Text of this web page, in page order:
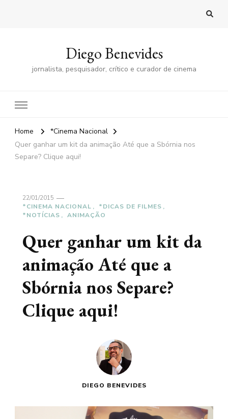
Diego Benevides
jornalista, pesquisador, crítico e curador de cinema
Home
*Cinema Nacional
Quer ganhar um kit da animação Até que a Sbórnia nos
Separe? Clique aqui!
22/01/2015
*CINEMA NACIONAL
*DICAS DE FILMES
*NOTÍCIAS
ANIMAÇÃO
Quer ganhar um kit da
animação Até que a
Sbórnia nos Separe?
Clique aqui!
DIEGO BENEVIDES